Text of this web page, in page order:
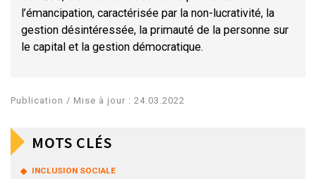
l’émancipation, caractérisée par la non-lucrativité, la
gestion désintéressée, la primauté de la personne sur
le capital et la gestion démocratique.
Publication / Mise à jour : 24.03.2022
MOTS CLÉS
INCLUSION SOCIALE